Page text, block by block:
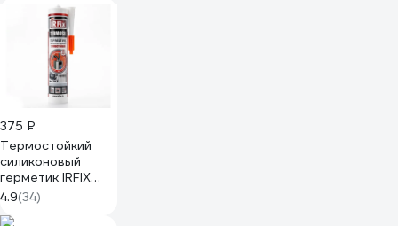
375 ₽
Термостойкий
силиконовый
герметик IRFIX
TERMOSIL, 310мл,
красный, арт.
4.9(34)